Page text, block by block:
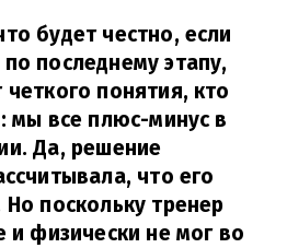
будет честно, если
последнему этапу,
понятия, кто
мы все плюс-минус в
Да, решение
что его
поскольку тренер
и физически не мог во